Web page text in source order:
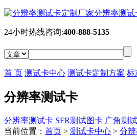
分辨率测试
24小时热线咨询:400-888-5135
首 页 测试卡中心 测试卡定制方案 标
分辨率测试卡
分辨率测试卡 SFR测试图卡 广角测
当前位置： 首页 > 测试卡中心 > 分